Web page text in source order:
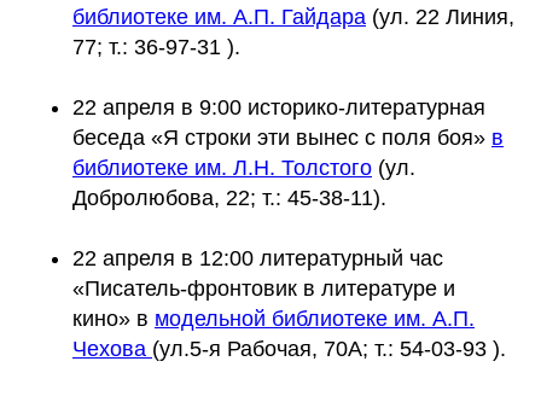
библиотеке им. А.П. Гайдара (ул. 22 Линия,
77; т.: 36-97-31 ).
22 апреля в 9:00 историко-литературная
беседа «Я строки эти вынес с поля боя» в
библиотеке им. Л.Н. Толстого (ул.
Добролюбова, 22; т.: 45-38-11).
22 апреля в 12:00 литературный час
«Писатель-фронтовик в литературе и
кино» в модельной библиотеке им. А.П.
Чехова (ул.5-я Рабочая, 70А; т.: 54-03-93 ).